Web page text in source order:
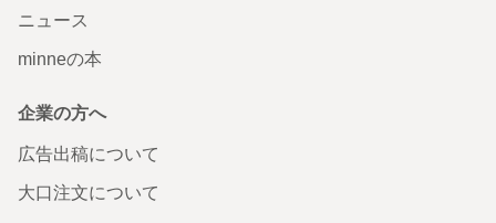
ニュース
minneの本
企業の方へ
広告出稿について
大口注文について